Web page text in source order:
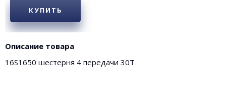
КУПИТЬ
Описание товара
16S1650 шестерня 4 передачи 30Т